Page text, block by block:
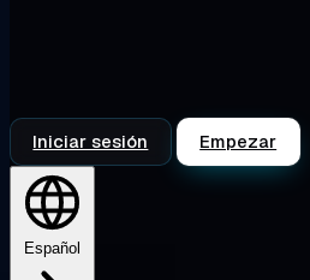
Iniciar sesión Empezar
Español